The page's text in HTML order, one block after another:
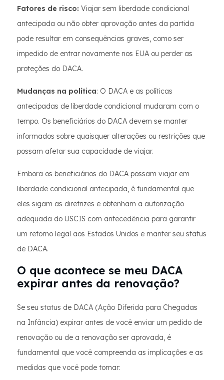
Fatores de risco: Viajar sem liberdade condicional
antecipada ou não obter aprovação antes da partida
pode resultar em consequências graves, como ser
impedido de entrar novamente nos EUA ou perder as
proteções do DACA.
Mudanças na política: O DACA e as políticas
antecipadas de liberdade condicional mudaram com o
tempo. Os beneficiários do DACA devem se manter
informados sobre quaisquer alterações ou restrições que
possam afetar sua capacidade de viajar.
Embora os beneficiários do DACA possam viajar em
liberdade condicional antecipada, é fundamental que
eles sigam as diretrizes e obtenham a autorização
adequada do USCIS com antecedência para garantir
um retorno legal aos Estados Unidos e manter seu status
de DACA.
O que acontece se meu DACA
expirar antes da renovação?
Se seu status de DACA (Ação Diferida para Chegadas
na Infância) expirar antes de você enviar um pedido de
renovação ou de a renovação ser aprovada, é
fundamental que você compreenda as implicações e as
medidas que você pode tomar: